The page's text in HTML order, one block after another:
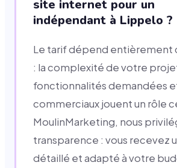
site internet pour un
indépendant à Lippelo ?
Le tarif dépend entièrement
: la complexité de votre
fonctionnalités demandées
commerciaux jouent un rôle
MoulinMarketing, nous
transparence : vous recevez
détaillé et adapté à votre